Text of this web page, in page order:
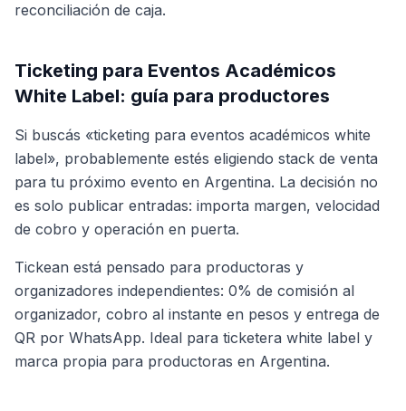
reconciliación de caja.
Ticketing para Eventos Académicos
White Label: guía para productores
Si buscás «ticketing para eventos académicos white
label», probablemente estés eligiendo stack de venta
para tu próximo evento en Argentina. La decisión no
es solo publicar entradas: importa margen, velocidad
de cobro y operación en puerta.
Tickean está pensado para productoras y
organizadores independientes: 0% de comisión al
organizador, cobro al instante en pesos y entrega de
QR por WhatsApp. Ideal para ticketera white label y
marca propia para productoras en Argentina.